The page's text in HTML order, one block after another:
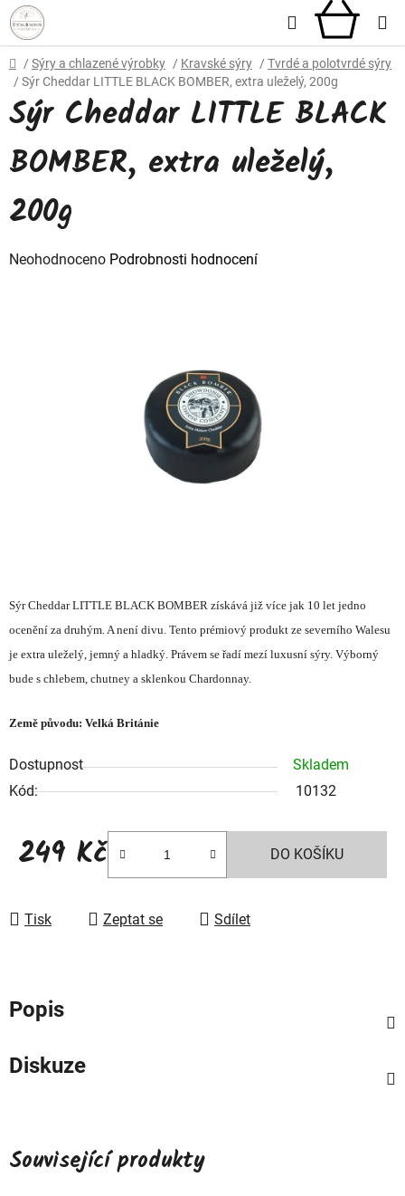
Přejít
na
obsah
Hledat
Domů
/ Sýry a chlazené výrobky / Kravské sýry / Tvrdé a polotvrdé sýry
/ Sýr Cheddar LITTLE BLACK BOMBER, extra uleželý, 200g
Sýr Cheddar LITTLE BLACK BOMBER získává již více jak 10 let jedno
ocenění za druhým. A není divu. Tento prémiový produkt ze severního Walesu
je extra uleželý, jemný a hladký. Právem se řadí mezí luxusní sýry. Výborný
bude s chlebem, chutney a sklenkou Chardonnay.
Země původu: Velká Británie
Dostupnost
Skladem
Kód:
10132
249 Kč DO KOŠÍKU
Tisk Zeptat se Sdílet
Sýr Cheddar LITTLE BLACK
BOMBER, extra uleželý,
200g
Průměrné
Neohodnoceno Podrobnosti hodnocení
Popis
Diskuze
Související produkty